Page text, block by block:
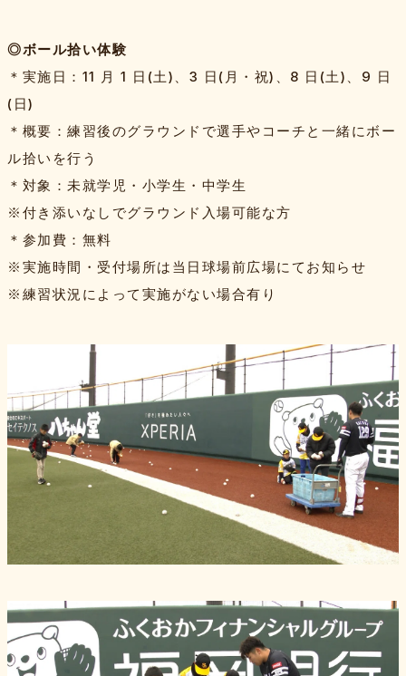
◎ボール拾い体験
＊実施日：11 月 1 日(土)、3 日(月・祝)、8 日(土)、9 日
(日)
＊概要：練習後のグラウンドで選手やコーチと一緒にボー
ル拾いを行う
＊対象：未就学児・小学生・中学生
※付き添いなしでグラウンド入場可能な方
＊参加費：無料
※実施時間・受付場所は当日球場前広場にてお知らせ
※練習状況によって実施がない場合有り